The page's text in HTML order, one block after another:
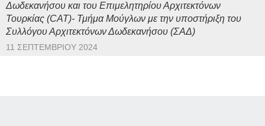
Δωδεκανήσου και του Επιμελητηρίου Αρχιτεκτόνων
Τουρκίας (CAT)- Τμήμα Μούγλων με την υποστήριξη του
Συλλόγου Αρχιτεκτόνων Δωδεκανήσου (ΣΑΔ)
11 ΣΕΠΤΕΜΒΡΊΟΥ 2024